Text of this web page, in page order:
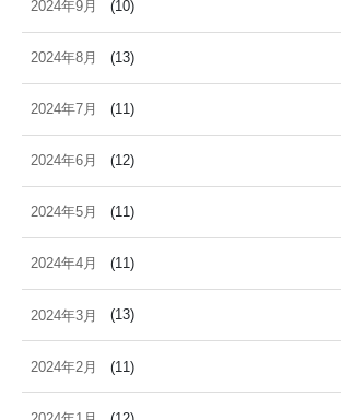
2024年9月 (10)
2024年8月 (13)
2024年7月 (11)
2024年6月 (12)
2024年5月 (11)
2024年4月 (11)
2024年3月 (13)
2024年2月 (11)